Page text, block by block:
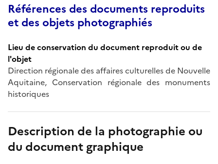
Références des documents reproduits
et des objets photographiés
Lieu de conservation du document reproduit ou de
l'objet
Direction régionale des affaires culturelles de Nouvelle
Aquitaine, Conservation régionale des monuments
historiques
Description de la photographie ou
du document graphique